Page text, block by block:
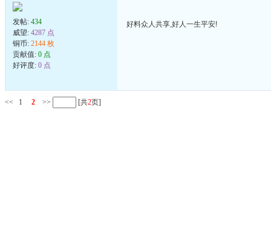
发帖: 434
威望: 4287 点
铜币: 2144 枚
贡献值: 0 点
好评度: 0 点
好料众人共享,好人一生平安!
<< 1 2 >> [共2页]